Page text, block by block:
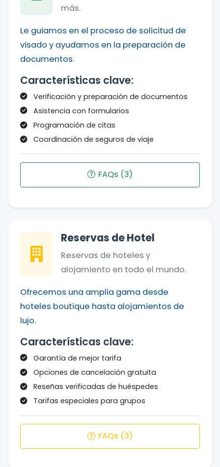
más.
Le guiamos en el proceso de solicitud de
visado y ayudamos en la preparación de
documentos.
Características clave:
Verificación y preparación de documentos
Asistencia con formularios
Programación de citas
Coordinación de seguros de viaje
FAQs (3)
Reservas de Hotel
Reservas de hoteles y
alojamiento en todo el mundo.
Ofrecemos una amplia gama desde
hoteles boutique hasta alojamientos de
lujo.
Características clave:
Garantía de mejor tarifa
Opciones de cancelación gratuita
Reseñas verificadas de huéspedes
Tarifas especiales para grupos
FAQs (3)